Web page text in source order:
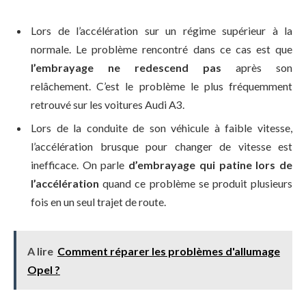
Lors de l’accélération sur un régime supérieur à la
normale. Le problème rencontré dans ce cas est que
l’embrayage ne redescend pas après son
relâchement. C’est le problème le plus fréquemment
retrouvé sur les voitures Audi A3.
Lors de la conduite de son véhicule à faible vitesse,
l’accélération brusque pour changer de vitesse est
inefficace. On parle d’embrayage qui patine lors de
l’accélération quand ce problème se produit plusieurs
fois en un seul trajet de route.
A lire Comment réparer les problèmes d'allumage
Opel ?